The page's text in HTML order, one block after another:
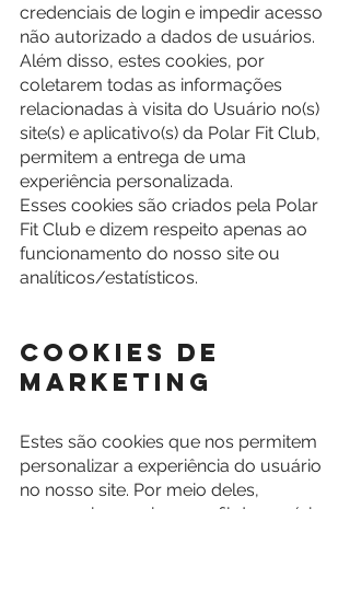
credenciais de login e impedir acesso
não autorizado a dados de usuários.
Além disso, estes cookies, por
coletarem todas as informações
relacionadas à visita do Usuário no(s)
site(s) e aplicativo(s) da Polar Fit Club,
permitem a entrega de uma
experiência personalizada.
Esses cookies são criados pela Polar
Fit Club e dizem respeito apenas ao
funcionamento do nosso site ou
analíticos/estatísticos.
Cookies de
Marketing
Estes são cookies que nos permitem
personalizar a experiência do usuário
no nosso site. Por meio deles,
conseguimos criar o perfil do usuário